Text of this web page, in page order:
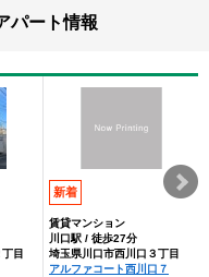
パート情報
目
新着
賃貸マンション
川口駅 / 徒歩27分
埼玉県川口市西川口３丁目
アルファコート西川口７